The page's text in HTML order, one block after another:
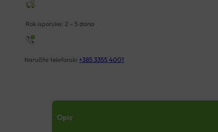
Rok isporuke: 2 – 5 dana
Naručite telefonski +385 3355 4001
Opis